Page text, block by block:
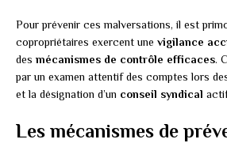
Pour prévenir ces malversations, il est
copropriétaires exercent une vigilance
des mécanismes de contrôle efficaces.
par un examen attentif des comptes lors
et la désignation d’un conseil syndical
Les mécanismes de